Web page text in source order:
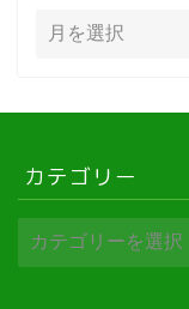
カテゴリー